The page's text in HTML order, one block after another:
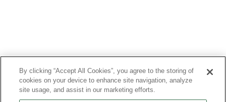
By clicking “Accept All Cookies”, you agree to the storing of
cookies on your device to enhance site navigation, analyze
site usage, and assist in our marketing efforts.